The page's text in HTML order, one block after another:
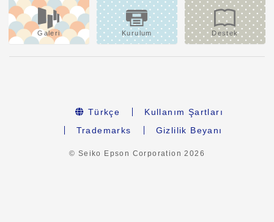
Galeri Kurulum Destek
Türkçe
Kullanım Şartları
Trademarks
Gizlilik Beyanı
© Seiko Epson Corporation2026